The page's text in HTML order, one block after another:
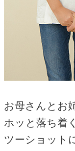
お母さんとお
ホッと落ち着く
ツーショット